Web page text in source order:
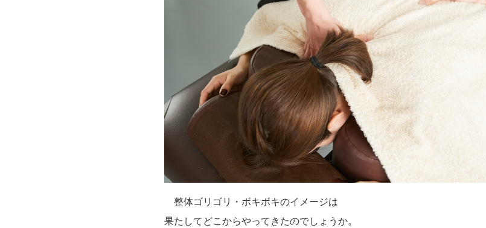
整体ゴリゴリ・ボキボキのイメージは
果たしてどこからやってきたのでしょうか。